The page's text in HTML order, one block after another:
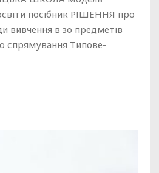
посібник РІШЕННЯ про
вивчення в зо предметів
спрямування Типове-